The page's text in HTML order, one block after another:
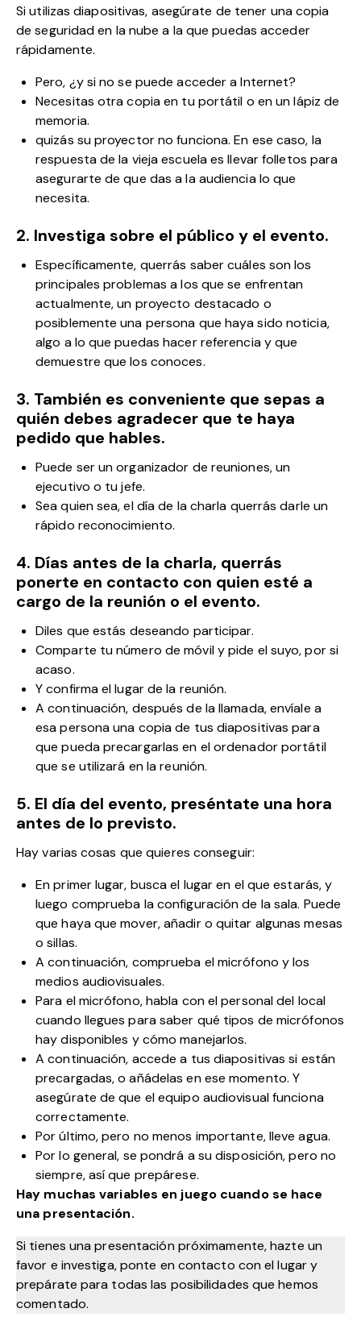
Si utilizas diapositivas, asegúrate de tener una copia
de seguridad en la nube a la que puedas acceder
rápidamente.
Pero, ¿y si no se puede acceder a Internet?
Necesitas otra copia en tu portátil o en un lápiz de
memoria.
quizás su proyector no funciona. En ese caso, la
respuesta de la vieja escuela es llevar folletos para
asegurarte de que das a la audiencia lo que
necesita.
2. Investiga sobre el público y el evento.
Específicamente, querrás saber cuáles son los
principales problemas a los que se enfrentan
actualmente, un proyecto destacado o
posiblemente una persona que haya sido noticia,
algo a lo que puedas hacer referencia y que
demuestre que los conoces.
3. También es conveniente que sepas a
quién debes agradecer que te haya
pedido que hables.
Puede ser un organizador de reuniones, un
ejecutivo o tu jefe.
Sea quien sea, el día de la charla querrás darle un
rápido reconocimiento.
4. Días antes de la charla, querrás
ponerte en contacto con quien esté a
cargo de la reunión o el evento.
Diles que estás deseando participar.
Comparte tu número de móvil y pide el suyo, por si
acaso.
Y confirma el lugar de la reunión.
A continuación, después de la llamada, envíale a
esa persona una copia de tus diapositivas para
que pueda precargarlas en el ordenador portátil
que se utilizará en la reunión.
5. El día del evento, preséntate una hora
antes de lo previsto.
Hay varias cosas que quieres conseguir:
En primer lugar, busca el lugar en el que estarás, y
luego comprueba la configuración de la sala. Puede
que haya que mover, añadir o quitar algunas mesas
o sillas.
A continuación, comprueba el micrófono y los
medios audiovisuales.
Para el micrófono, habla con el personal del local
cuando llegues para saber qué tipos de micrófonos
hay disponibles y cómo manejarlos.
A continuación, accede a tus diapositivas si están
precargadas, o añádelas en ese momento. Y
asegúrate de que el equipo audiovisual funciona
correctamente.
Por último, pero no menos importante, lleve agua.
Por lo general, se pondrá a su disposición, pero no
siempre, así que prepárese.
Hay muchas variables en juego cuando se hace
una presentación.
Si tienes una presentación próximamente, hazte un
favor e investiga, ponte en contacto con el lugar y
prepárate para todas las posibilidades que hemos
comentado.